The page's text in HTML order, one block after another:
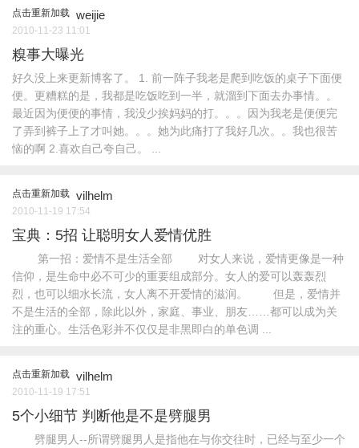
点击重新加载 weijie
2010-11-23 11:01
糗事大曝光
好久没上来更新博客了。 1. 前一阵子我老是爬到吃饭的桌子下面便
便。更糟糕的是，我都是吃饭吃到一半，就溜到下面去办事情。。
最近因为便便的事情，我没少挨妈妈的打。。。因为我老是便便完
了弄到裤子上了才叫她。。。她为此痛打了我好几次。。我也很苦
恼的啊 2.喜欢自己夸自己。 ...
点击重新加载 vilhelm
2010-11-19 17:54
宝典：5招 让聪明女人爱情优胜
第一招：爱情不是生活全部 对女人来说，爱情更像是一种
信仰，是生命中必不可少的重要组成部分。女人的爱可以轰轰烈
烈，也可以细水长流，女人离不开爱情的滋润。 但是，爱情并
不是生活的全部，除此以外，家庭、事业、朋友……都可以成为关
注的重心。生活色彩并不仅仅是非黑即白的单色调 ...
点击重新加载 vilhelm
2010-11-19 17:51
5个小细节 判断他是不是劈腿男
劈腿男人--所谓劈腿男人是指他在与你交往时，已经与至少一个